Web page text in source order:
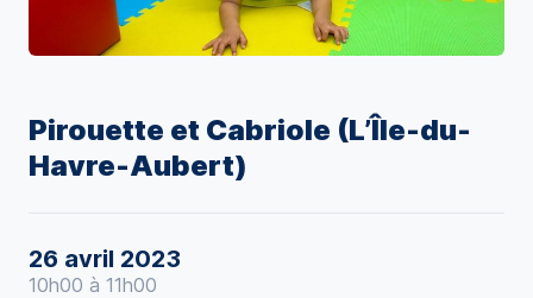
Pirouette et Cabriole (L’Île-du-
Havre-Aubert)
26 avril 2023
10h00 à 11h00